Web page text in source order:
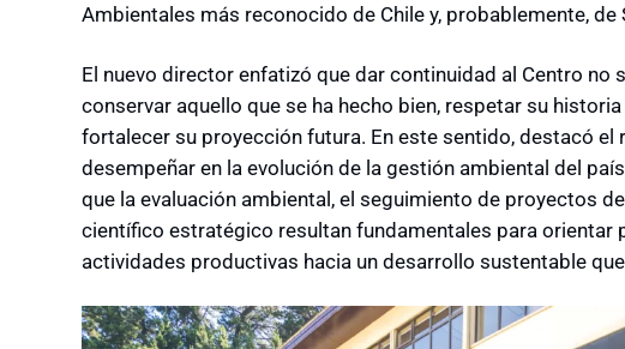
Ambientales más reconocido de Chile y, probablemente, de
El nuevo director enfatizó que dar continuidad al Centro no
conservar aquello que se ha hecho bien, respetar su
fortalecer su proyección futura. En este sentido, destacó el
desempeñar en la evolución de la gestión ambiental del
que la evaluación ambiental, el seguimiento de proyectos
científico estratégico resultan fundamentales para orientar
actividades productivas hacia un desarrollo sustentable